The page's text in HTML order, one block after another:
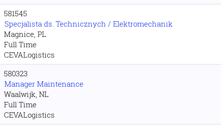
581545
Specjalista ds. Technicznych / Elektromechanik
Magnice, PL
Full Time
CEVALogistics
580323
Manager Maintenance
Waalwijk, NL
Full Time
CEVALogistics